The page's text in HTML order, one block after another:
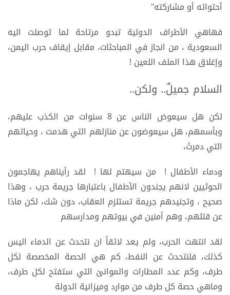
أحتوائه أو مشاركته"
فهاهي الأطراف الدولية تبدو مرتاحة لما توصلت اليه
السعودية ، من انجاز في المباحثات، مقابل إيقاف حرب اليمن،
وإغلاق هذا الملف اللعين !
السلام جميلٌ.. ولكن..
لكن هل سيعوض الناس عن 8 سنوات من الكذب عليهم،
وبأسمهم، هل سيعوضون عن منازلهم التي هدمت ، وحياتهم
التي دمرتً،
ودماء الأطفال ! من سيهتم لها ! لقد رأيناهم يهاجمون
الحوثيين لانهم يجندون الأطفال باعتبارها جريمة حرب ، وهذا
صحيح ، وتجنيدهم جريمة تستلزم العقاب، دون شك، لكن ماذا
عن قتلهم، وهم أمنين في بيوتهم ومدارسهم
لقد انتهت الحرب، ولم يعد لائقاً ان نتحدث عن الدماء اليس
كذلك، فلنتحدث عن النفط، كم هي الحصة المخصصة لكل
طرف، وكم عدد المطارات والموانئ التي ستفتح لكل طرف،
وماهي حصة كل طرف من موارد وميزانية الدولة